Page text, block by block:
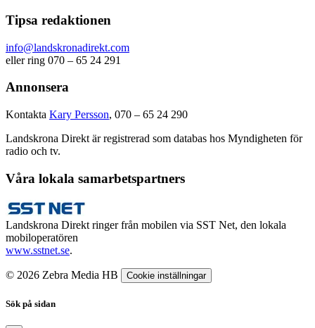
Tipsa redaktionen
info@landskronadirekt.com
eller ring 070 – 65 24 291
Annonsera
Kontakta Kary Persson, 070 – 65 24 290
Landskrona Direkt är registrerad som databas hos Myndigheten för
radio och tv.
Våra lokala samarbetspartners
Landskrona Direkt ringer från mobilen via SST Net, den lokala
mobiloperatören
www.sstnet.se.
© 2026 Zebra Media HB Cookie inställningar
Sök på sidan